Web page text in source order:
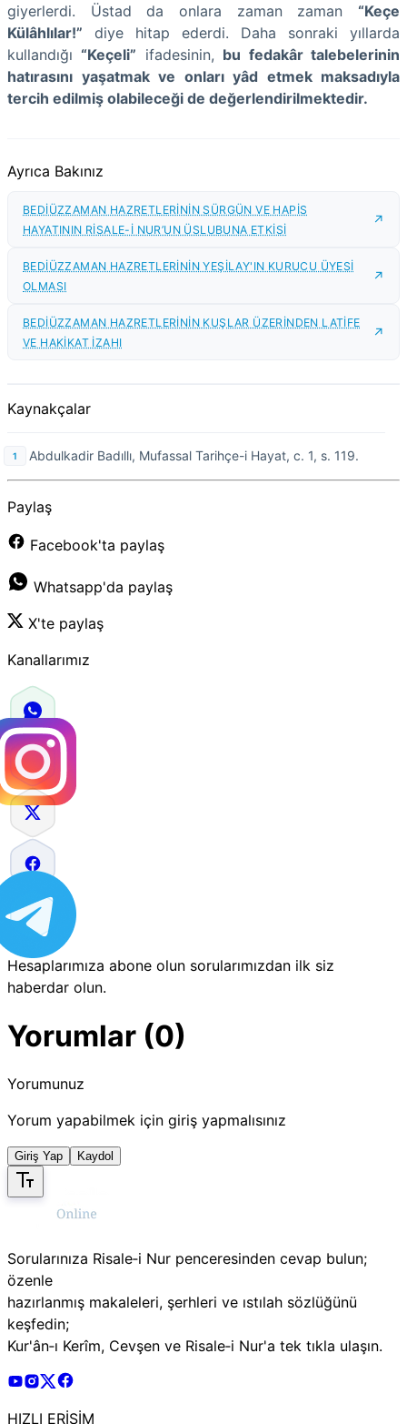
giyerlerdi. Üstad da onlara zaman zaman “Keçe
Külâhlılar!” diye hitap ederdi. Daha sonraki yıllarda
kullandığı “Keçeli” ifadesinin, bu fedakâr talebelerinin
hatırasını yaşatmak ve onları yâd etmek maksadıyla
tercih edilmiş olabileceği de değerlendirilmektedir.
Ayrıca Bakınız
BEDİÜZZAMAN HAZRETLERİNİN SÜRGÜN VE HAPİS
HAYATININ RİSALE-İ NUR’UN ÜSLUBUNA ETKİSİ
BEDİÜZZAMAN HAZRETLERİNİN YEŞİLAY'IN KURUCU ÜYESİ
OLMASI
BEDİÜZZAMAN HAZRETLERİNİN KUŞLAR ÜZERİNDEN LATİFE
VE HAKİKAT İZAHI
Kaynakçalar
Abdulkadir Badıllı, Mufassal Tarihçe-i Hayat, c. 1, s. 119.
Paylaş
Facebook'ta paylaş
Whatsapp'da paylaş
X'te paylaş
Kanallarımız
Hesaplarımıza abone olun sorularımızdan ilk siz
haberdar olun.
Yorumlar (0)
Yorumunuz
Yorum yapabilmek için giriş yapmalısınız
Giriş Yap Kaydol
Sorularınıza Risale‑i Nur penceresinden cevap bulun;
özenle
hazırlanmış makaleleri, şerhleri ve ıstılah sözlüğünü
keşfedin;
Kur'ân‑ı Kerîm, Cevşen ve Risale‑i Nur'a tek tıkla ulaşın.
Risale Online Youtube Hesabı
Risale Online Instagram Hesabı
Risale Online X Hesabı
HIZLI ERİŞİM